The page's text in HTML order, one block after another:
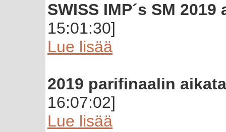
SWISS IMP´s SM
15:01:30]
Lue lisää
2019 parifinaalin
16:07:02]
Lue lisää